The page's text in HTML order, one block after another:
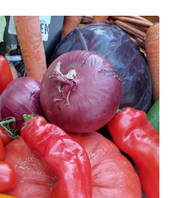
to main content